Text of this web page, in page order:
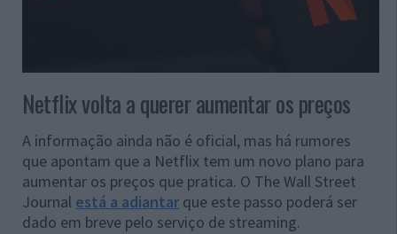
Netflix volta a querer aumentar os preços
A informação ainda não é oficial, mas há rumores
que apontam que a Netflix tem um novo plano para
aumentar os preços que pratica. O The Wall Street
Journal está a adiantar que este passo poderá ser
dado em breve pelo serviço de streaming.